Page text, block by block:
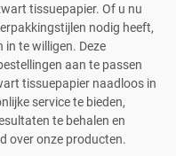
tissuepapier. Of u nu
nodig heeft,
te willigen. Deze
aan te passen
tissuepapier naadloos in
service te bieden,
te behalen en
over onze producten.